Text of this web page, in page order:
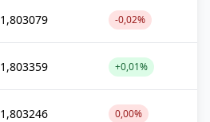
1,803079 -0,02%
1,803359 +0,01%
1,803246 0,00%